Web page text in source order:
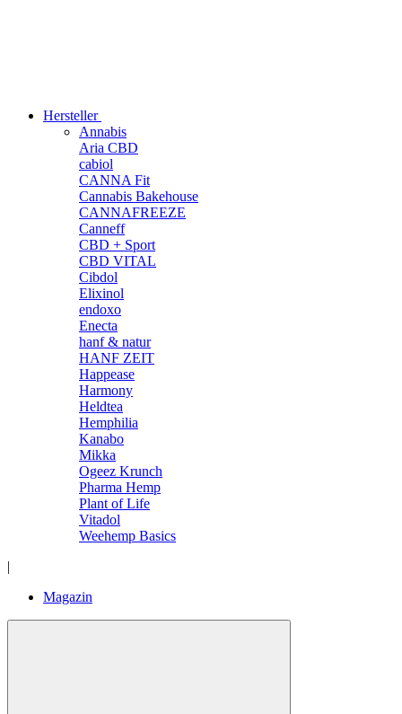
Hersteller
Annabis
Aria CBD
cabiol
CANNA Fit
Cannabis Bakehouse
CANNAFREEZE
Canneff
CBD + Sport
CBD VITAL
Cibdol
Elixinol
endoxo
Enecta
hanf & natur
HANF ZEIT
Happease
Harmony
Heldtea
Hemphilia
Kanabo
Mikka
Ogeez Krunch
Pharma Hemp
Plant of Life
Vitadol
Weehemp Basics
|
Magazin